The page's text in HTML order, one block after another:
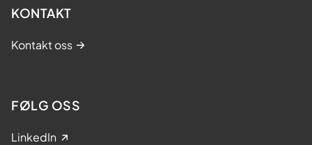
KONTAKT
Kontakt oss
FØLG OSS
LinkedIn